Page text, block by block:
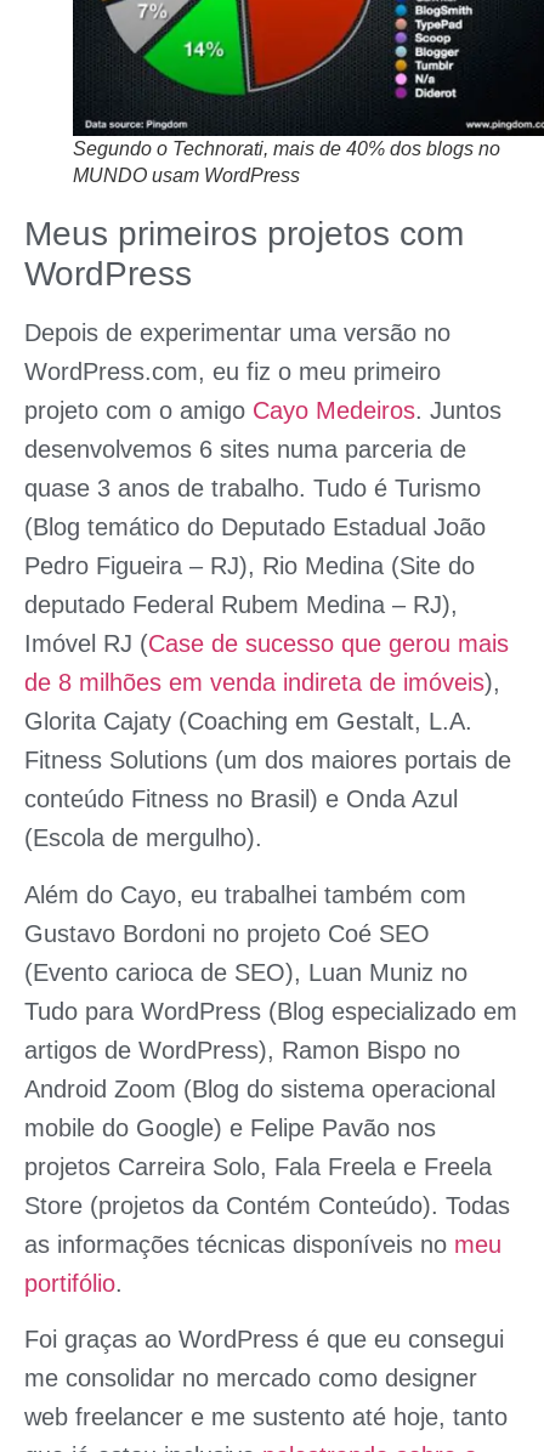
Segundo o Technorati, mais de 40% dos blogs no
MUNDO usam WordPress
Meus primeiros projetos com
WordPress
Depois de experimentar uma versão no
WordPress.com, eu fiz o meu primeiro
projeto com o amigo Cayo Medeiros. Juntos
desenvolvemos 6 sites numa parceria de
quase 3 anos de trabalho. Tudo é Turismo
(Blog temático do Deputado Estadual João
Pedro Figueira – RJ), Rio Medina (Site do
deputado Federal Rubem Medina – RJ),
Imóvel RJ (Case de sucesso que gerou mais
de 8 milhões em venda indireta de imóveis),
Glorita Cajaty (Coaching em Gestalt, L.A.
Fitness Solutions (um dos maiores portais de
conteúdo Fitness no Brasil) e Onda Azul
(Escola de mergulho).
Além do Cayo, eu trabalhei também com
Gustavo Bordoni no projeto Coé SEO
(Evento carioca de SEO), Luan Muniz no
Tudo para WordPress (Blog especializado em
artigos de WordPress), Ramon Bispo no
Android Zoom (Blog do sistema operacional
mobile do Google) e Felipe Pavão nos
projetos Carreira Solo, Fala Freela e Freela
Store (projetos da Contém Conteúdo). Todas
as informações técnicas disponíveis no meu
portifólio.
Foi graças ao WordPress é que eu consegui
me consolidar no mercado como designer
web freelancer e me sustento até hoje, tanto